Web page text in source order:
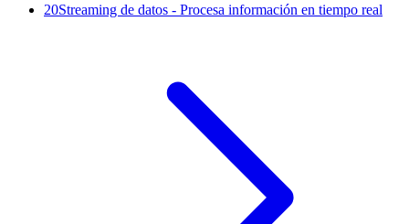
20Streaming de datos - Procesa información en tiempo real